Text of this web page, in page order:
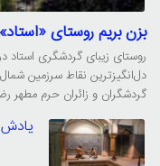
بزن بریم روستای
دل‌انگیزترین نقاط سرزمین
گردشگران و زائران حرم مطهر